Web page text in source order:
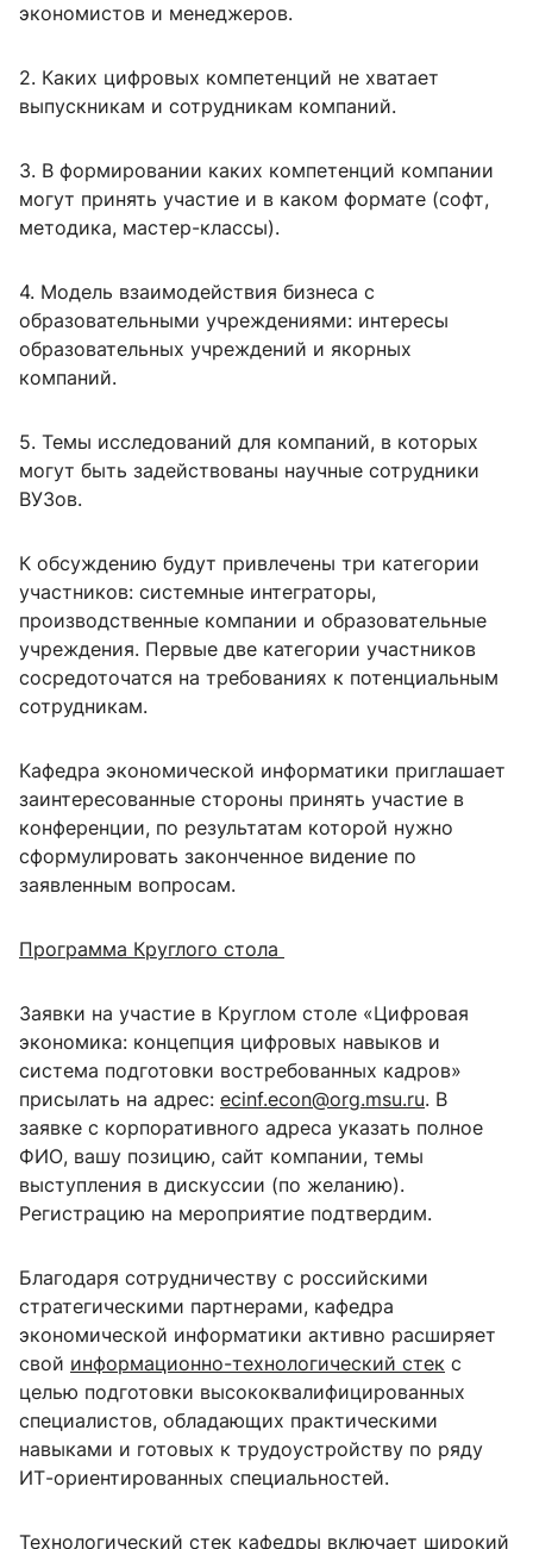
экономистов и менеджеров.
2. Каких цифровых компетенций не хватает
выпускникам и сотрудникам компаний.
3. В формировании каких компетенций компании
могут принять участие и в каком формате (софт,
методика, мастер-классы).
4. Модель взаимодействия бизнеса с
образовательными учреждениями: интересы
образовательных учреждений и якорных
компаний.
5. Темы исследований для компаний, в которых
могут быть задействованы научные сотрудники
ВУЗов.
К обсуждению будут привлечены три категории
участников: системные интеграторы,
производственные компании и образовательные
учреждения. Первые две категории участников
сосредоточатся на требованиях к потенциальным
сотрудникам.
Кафедра экономической информатики приглашает
заинтересованные стороны принять участие в
конференции, по результатам которой нужно
сформулировать законченное видение по
заявленным вопросам.
Программа Круглого стола
Заявки на участие в Круглом столе «Цифровая
экономика: концепция цифровых навыков и
система подготовки востребованных кадров»
присылать на адрес: ecinf.econ@org.msu.ru. В
заявке с корпоративного адреса указать полное
ФИО, вашу позицию, сайт компании, темы
выступления в дискуссии (по желанию).
Регистрацию на мероприятие подтвердим.
Благодаря сотрудничеству с российскими
стратегическими партнерами, кафедра
экономической информатики активно расширяет
свой информационно-технологический стек с
целью подготовки высококвалифицированных
специалистов, обладающих практическими
навыками и готовых к трудоустройству по ряду
ИТ-ориентированных специальностей.
Технологический стек кафедры включает широкий